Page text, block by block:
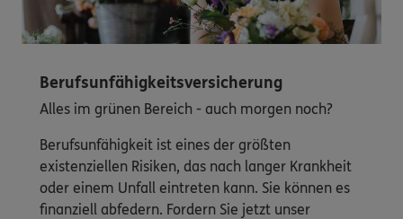
Berufsunfähigkeitsversicherung
Alles im grünen Bereich - auch morgen noch?
Berufsunfähigkeit ist eines der größten
existenziellen Risiken, das nach langer Krankheit
oder einem Unfall eintreten kann. Sie können es
finanziell abfedern. Fordern Sie jetzt unser